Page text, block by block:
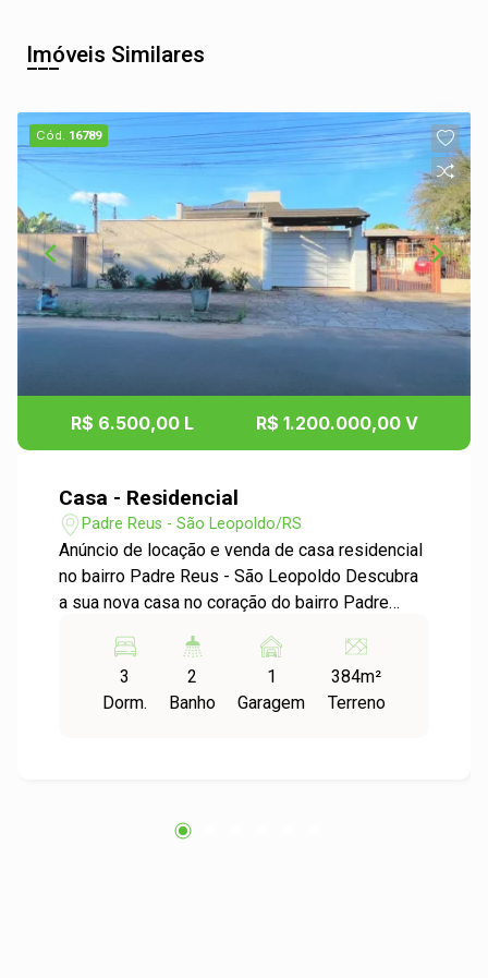
Imóveis Similares
Cód. 16789
R$ 6.500,00 L R$ 1.200.000,00 V
Casa - Residencial
Padre Reus - São Leopoldo/RS
Anúncio de locação e venda de casa residencial
no bairro Padre Reus - São Leopoldo Descubra
a sua nova casa no coração do bairro Padre
para locação e oferece um espaço ideal para
você e sua família. Características do Imóvel:
Descrição: Esta ampla casa de 256,00m² é
proporciona um ambiente acolhedor, ideal para
3
Dorm.
2
Banho
1
Garagem
384m²
Terreno